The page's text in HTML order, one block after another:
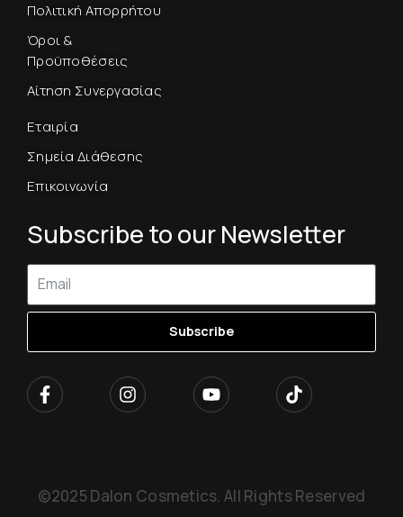
Πολιτική Απορρήτου
Όροι &
Προϋποθέσεις
Αίτηση Συνεργασίας
Εταιρία
Σημεία Διάθεσης
Επικοινωνία
Subscribe to our Newsletter
Subscribe
©2025 Dalon Cosmetics. All Rights Reserved